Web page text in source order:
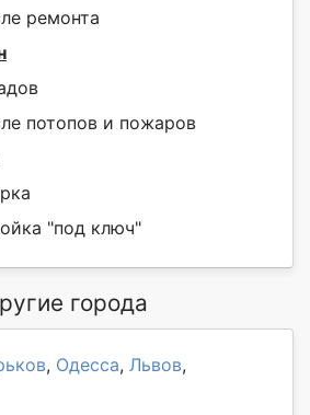
ремонта
потопов и пожаров
"под ключ"
города
, Одесса, Львов,